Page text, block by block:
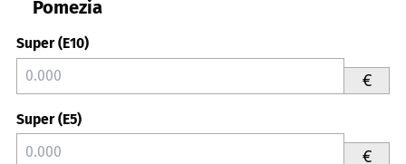
Pomezia
Super (E10)
€
Super (E5)
€